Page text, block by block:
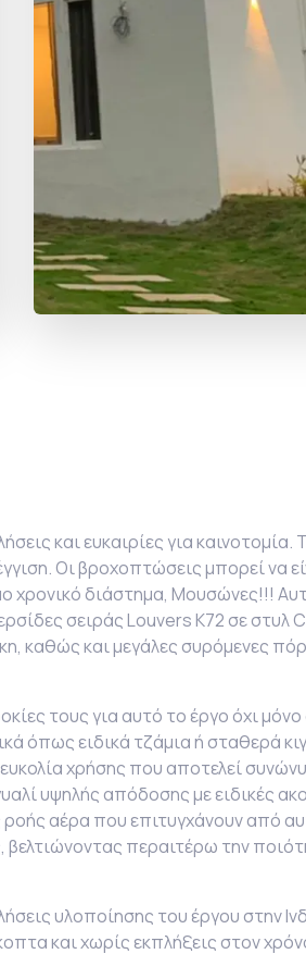
και ευκαιρίες για καινοτομία.
Οι βροχοπτώσεις μπορεί να
χρονικό διάστημα, Μουσώνες!!!
σειράςLouvers K72 σε στυλ
καθώς και μεγάλες συρόμενες
τους για αυτό το έργο όχι
όπως ειδικά τζάμια ή σταθερά
χρήσης που αποτελεί
υψηλής απόδοσης με ειδικές
αέρα που επιτυγχάνουν από
περαιτέρω την
υλοποίησης του έργου στην
και χωρίς εκπλήξεις στον